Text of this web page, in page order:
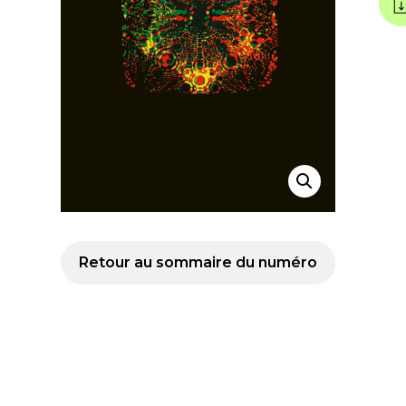
Retour au sommaire du numéro